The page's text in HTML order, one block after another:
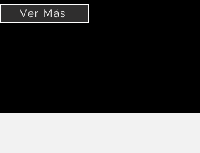
Ver Más